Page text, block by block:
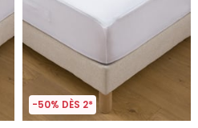
-50% DÈS 2*